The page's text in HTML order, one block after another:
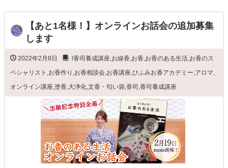
【あと1名様！】オンラインお話会の追加募集
します
2022年2月8日 l香司養成講座,お線香,お香,お香のある生活,お香のス
ペシャリスト ,お香作り ,お香相談会,お香講座,ひふみお香アカデミー,アロマ,
オンライン講座,塗香,大浄化,文香・匂い袋,香司 ,香司養成講座